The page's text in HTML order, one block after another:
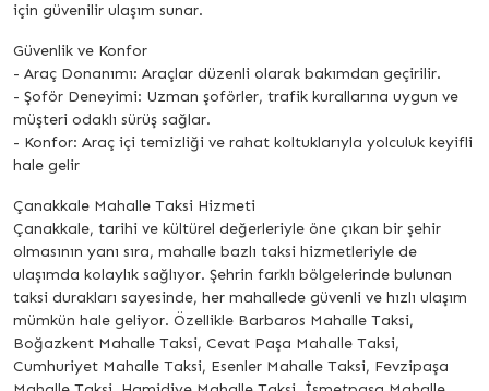
için güvenilir ulaşım sunar.
Güvenlik ve Konfor
- Araç Donanımı: Araçlar düzenli olarak bakımdan geçirilir.
- Şoför Deneyimi: Uzman şoförler, trafik kurallarına uygun ve
müşteri odaklı sürüş sağlar.
- Konfor: Araç içi temizliği ve rahat koltuklarıyla yolculuk keyifli
hale gelir
Çanakkale Mahalle Taksi Hizmeti
Çanakkale, tarihi ve kültürel değerleriyle öne çıkan bir şehir
olmasının yanı sıra, mahalle bazlı taksi hizmetleriyle de
ulaşımda kolaylık sağlıyor. Şehrin farklı bölgelerinde bulunan
taksi durakları sayesinde, her mahallede güvenli ve hızlı ulaşım
mümkün hale geliyor. Özellikle Barbaros Mahalle Taksi,
Boğazkent Mahalle Taksi, Cevat Paşa Mahalle Taksi,
Cumhuriyet Mahalle Taksi, Esenler Mahalle Taksi, Fevzipaşa